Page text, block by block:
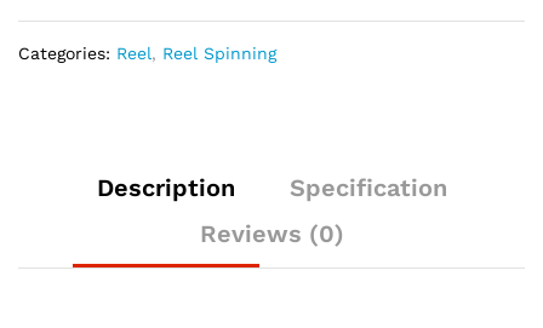
Categories: Reel, Reel Spinning
Description
Specification
Reviews (0)